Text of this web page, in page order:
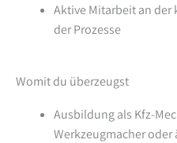
Aktive Mitarbeit an
der Prozesse
Womit du überzeugst
Ausbildung als Kfz-
Werkzeugmacher